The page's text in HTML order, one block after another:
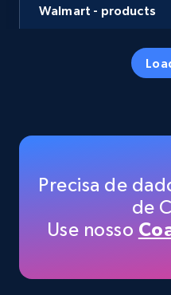
Walmart - products
Specifications, Image
price, Final price,
Precisa de
de
Use nosso